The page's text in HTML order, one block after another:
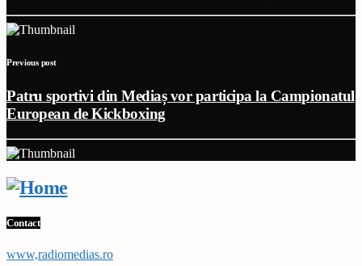
Previous post
Patru sportivi din Mediaș vor participa la Campionatul
European de Kickboxing
Contact
www,radiomedias.ro